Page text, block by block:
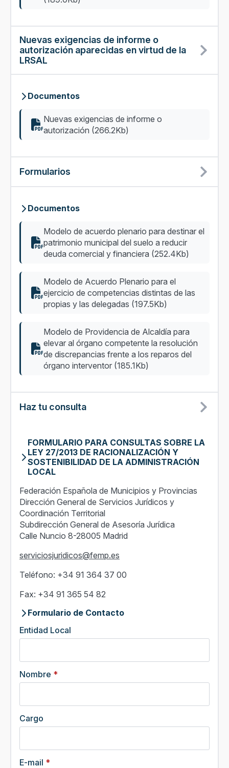
Nuevas exigencias de informe o
autorización aparecidas en virtud de la
LRSAL
Documentos
Nuevas exigencias de informe o
autorización (266.2Kb)
Formularios
Documentos
Modelo de acuerdo plenario para destinar el
patrimonio municipal del suelo a reducir
deuda comercial y financiera (252.4Kb)
Modelo de Acuerdo Plenario para el
ejercicio de competencias distintas de las
propias y las delegadas (197.5Kb)
Modelo de Providencia de Alcaldía para
elevar al órgano competente la resolución
de discrepancias frente a los reparos del
órgano interventor (185.1Kb)
Haz tu consulta
FORMULARIO PARA CONSULTAS SOBRE LA
LEY 27/2013 DE RACIONALIZACIÓN Y
SOSTENIBILIDAD DE LA ADMINISTRACIÓN
LOCAL
Federación Española de Municipios y Provincias
Dirección General de Servicios Jurídicos y
Coordinación Territorial
Subdirección General de Asesoría Jurídica
Calle Nuncio 8-28005 Madrid
serviciosjuridicos@femp.es
Teléfono: +34 91 364 37 00
Fax: +34 91 365 54 82
Formulario de Contacto
Entidad Local
Nombre *
Cargo
E-mail *